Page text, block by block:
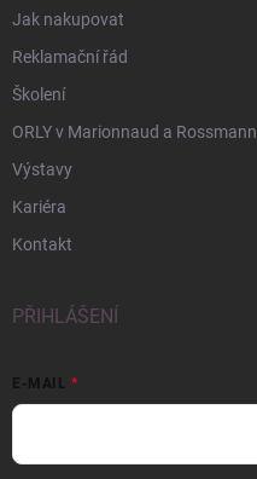
Jak nakupovat
Reklamační řád
Školení
ORLY v Marionnaud a Rossmann
Výstavy
Kariéra
Kontakt
PŘIHLÁŠENÍ
E-MAIL